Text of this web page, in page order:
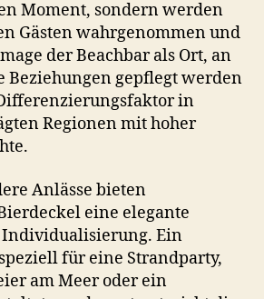
Moment, sondern werden
Gästen wahrgenommen und
der Beachbar als Ort, an
Beziehungen gepflegt werden
in
Regionen mit hoher
Anlässe bieten
eine elegante
Ein
für eine Strandparty,
am Meer oder ein